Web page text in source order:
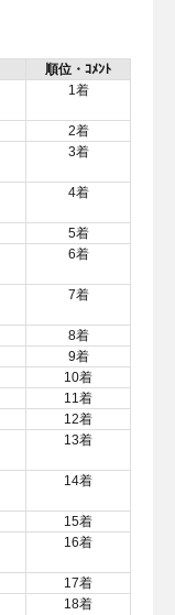
順位・ｺﾒﾝﾄ
1着
2着
3着
4着
5着
6着
7着
8着
9着
10着
11着
12着
13着
14着
15着
16着
17着
18着